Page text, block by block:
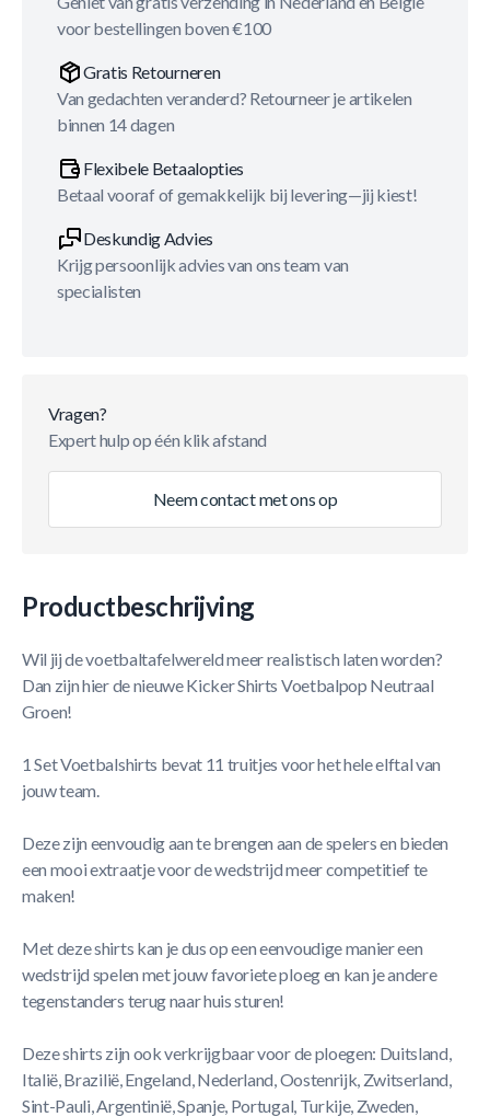
voor bestellingen boven €100
Gratis Retourneren
Van gedachten veranderd? Retourneer je artikelen
binnen 14 dagen
Flexibele Betaalopties
Betaal vooraf of gemakkelijk bij levering—jij kiest!
Deskundig Advies
Krijg persoonlijk advies van ons team van
specialisten
Vragen?
Expert hulp op één klik afstand
Neem contact met ons op
Productbeschrijving
Wil jij de voetbaltafelwereld meer realistisch laten worden?
Dan zijn hier de nieuwe Kicker Shirts Voetbalpop Neutraal
Groen!
1 Set Voetbalshirts bevat 11 truitjes voor het hele elftal van
jouw team.
Deze zijn eenvoudig aan te brengen aan de spelers en bieden
een mooi extraatje voor de wedstrijd meer competitief te
maken!
Met deze shirts kan je dus op een eenvoudige manier een
wedstrijd spelen met jouw favoriete ploeg en kan je andere
tegenstanders terug naar huis sturen!
Deze shirts zijn ook verkrijgbaar voor de ploegen: Duitsland,
Italië, Brazilië, Engeland, Nederland, Oostenrijk, Zwitserland,
Sint-Pauli, Argentinië, Spanje, Portugal, Turkije, Zweden,